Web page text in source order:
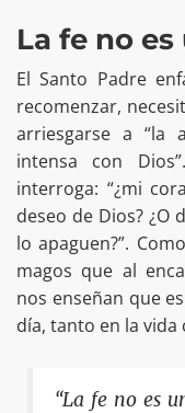
La fe no
El Santo Padre
recomenzar,
arriesgarse a “la
intensa con
interroga: “¿mi
deseo de Dios? ¿O
lo apaguen?”.
magos que al
nos enseñan que
día, tanto en la vida
“La fe no es